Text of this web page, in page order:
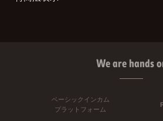
We are hands
ベーシックインカム
プラットフォーム